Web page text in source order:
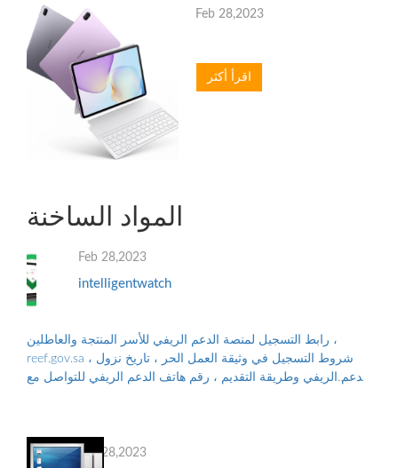
Feb 28,2023
اقرأ أكثر
المواد الساخنة
Feb 28,2023
intelligentwatch
رابط التسجيل لمنصة الدعم الريفي للأسر المنتجة والعاطلين ،
reef.gov.sa ، شروط التسجيل في وثيقة العمل الحر ، تاريخ نزول
الدعم الريفي وطريقة التقديم ، رقم هاتف الدعم الريفي للتواصل مع
Feb 28,2023